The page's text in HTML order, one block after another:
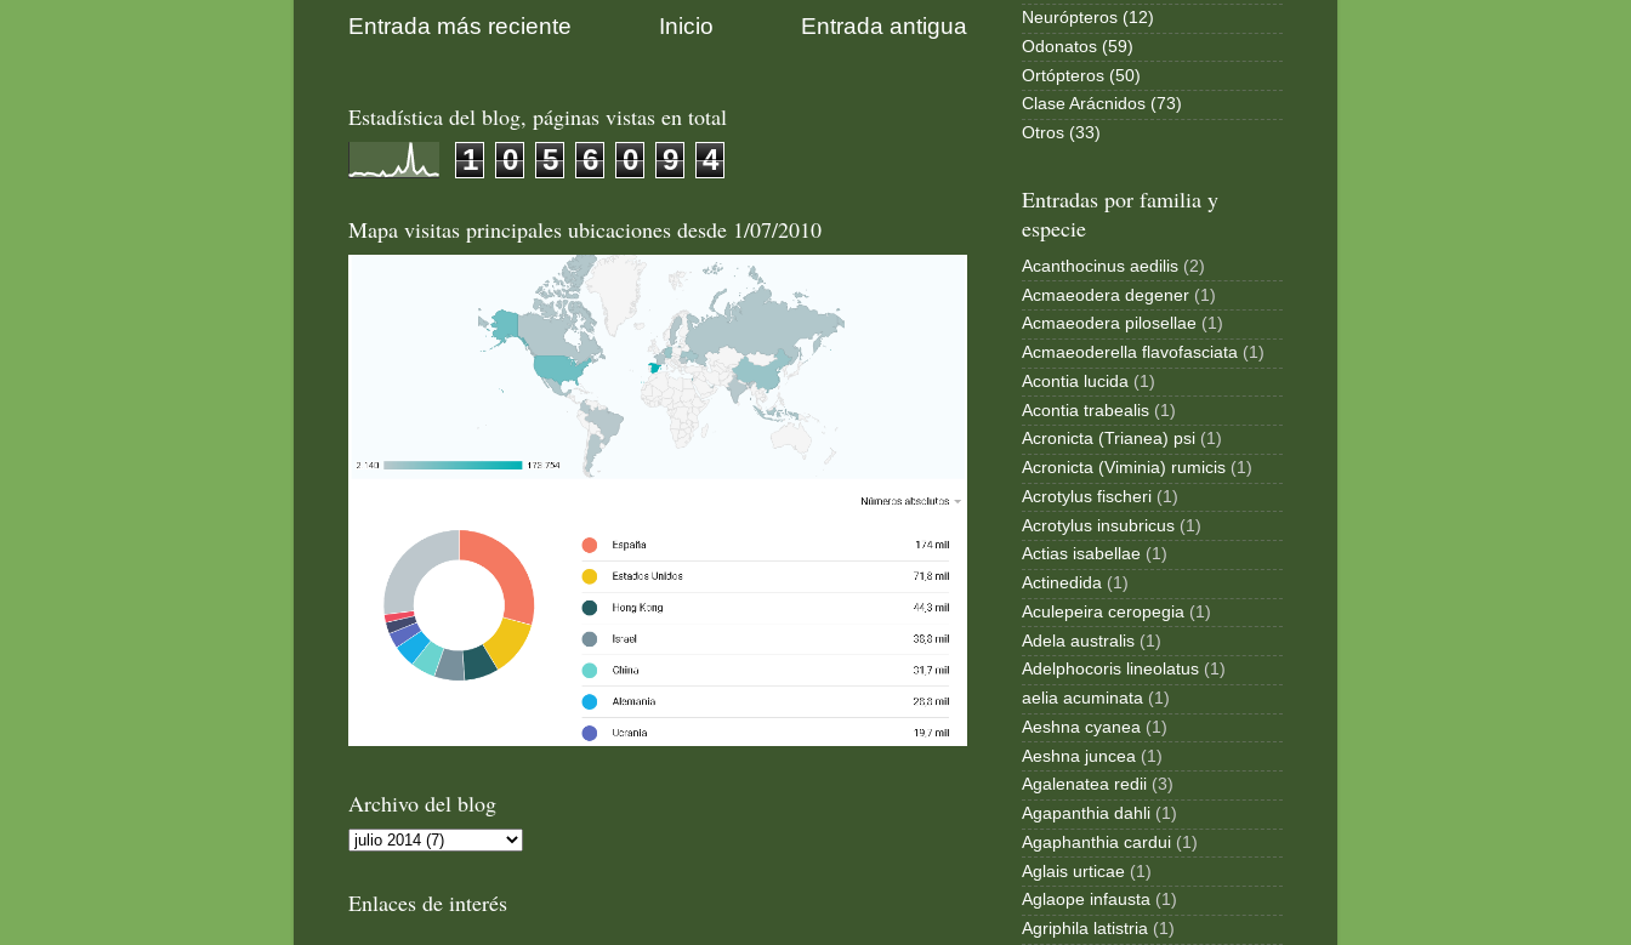
Entrada más reciente Entrada antigua
Inicio
Estadística del blog, páginas vistas en total
1 0 5 6 0 9 4
Mapa visitas principales ubicaciones desde 1/07/2010
Archivo del blog
Enlaces de interés
Neurópteros (12)
Odonatos (59)
Ortópteros (50)
Clase Arácnidos (73)
Otros (33)
Entradas por familia y
especie
Acanthocinus aedilis (2)
Acmaeodera degener (1)
Acmaeodera pilosellae (1)
Acmaeoderella flavofasciata (1)
Acontia lucida (1)
Acontia trabealis (1)
Acronicta (Trianea) psi (1)
Acronicta (Viminia) rumicis (1)
Acrotylus fischeri (1)
Acrotylus insubricus (1)
Actias isabellae (1)
Actinedida (1)
Aculepeira ceropegia (1)
Adela australis (1)
Adelphocoris lineolatus (1)
aelia acuminata (1)
Aeshna cyanea (1)
Aeshna juncea (1)
Agalenatea redii (3)
Agapanthia dahli (1)
Agaphanthia cardui (1)
Aglais urticae (1)
Aglaope infausta (1)
Agriphila latistria (1)